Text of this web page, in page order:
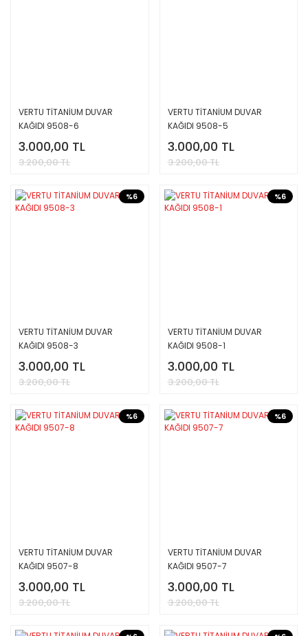
VERTU TİTANİUM DUVAR
KAĞIDI 9508-6
3.000,00 TL
3.200,00 TL
VERTU TİTANİUM DUVAR
KAĞIDI 9508-5
3.000,00 TL
3.200,00 TL
%6
VERTU TİTANİUM DUVAR
KAĞIDI 9508-3
3.000,00 TL
3.200,00 TL
%6
VERTU TİTANİUM DUVAR
KAĞIDI 9508-1
3.000,00 TL
3.200,00 TL
%6
VERTU TİTANİUM DUVAR
KAĞIDI 9507-8
3.000,00 TL
3.200,00 TL
%6
VERTU TİTANİUM DUVAR
KAĞIDI 9507-7
3.000,00 TL
3.200,00 TL